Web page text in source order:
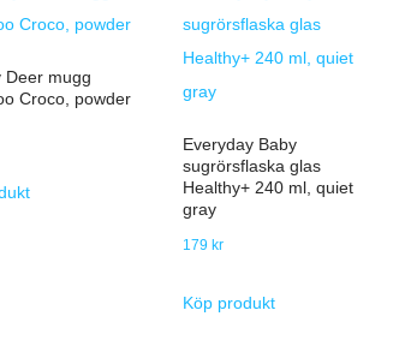
Deer mugg
Croco, powder
Everyday Baby
sugrörsflaska glas
Healthy+ 240 ml, quiet
gray
179 kr
Köp produkt